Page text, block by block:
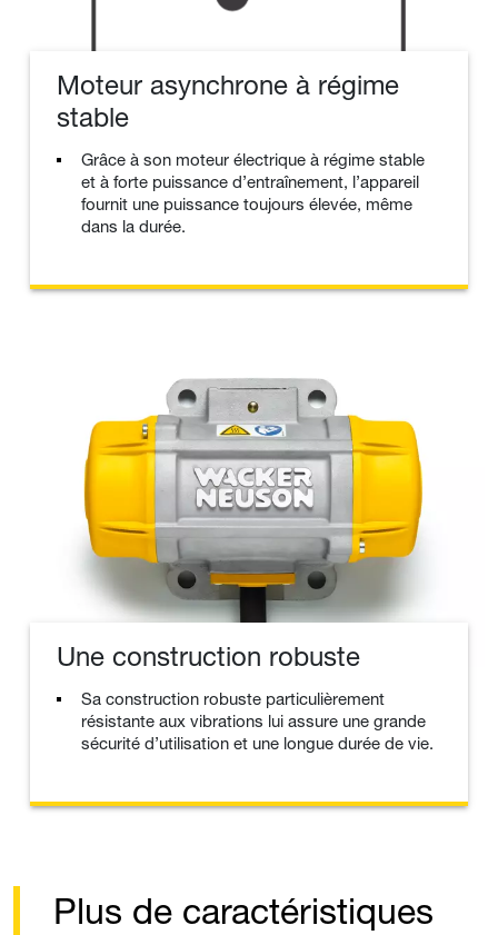
Moteur asynchrone à régime
stable
Grâce à son moteur électrique à régime stable
et à forte puissance d’entraînement, l’appareil
fournit une puissance toujours élevée, même
dans la durée.
Une construction robuste
Sa construction robuste particulièrement
résistante aux vibrations lui assure une grande
sécurité d’utilisation et une longue durée de vie.
Plus de caractéristiques